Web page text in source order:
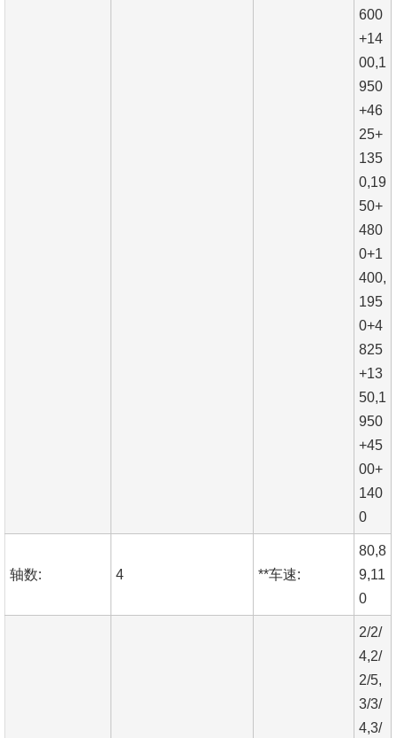
600
+14
00,1
950
+46
25+
135
0,19
50+
480
0+1
400,
195
0+4
825
+13
50,1
950
+45
00+
140
0
轴数: 4 **车速:
80,8
9,11
0
2/2/
4,2/
2/5,
3/3/
4,3/